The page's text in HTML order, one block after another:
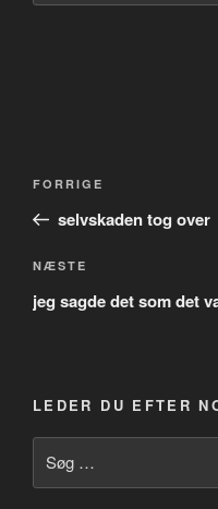
Forrige
indlæg
FORRIGE
selvskaden tog over
Næste
indlæg
NÆSTE
jeg sagde det som det
LEDER DU EFTER
efter: